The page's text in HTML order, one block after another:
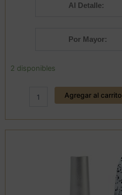
Al Detalle:
Por Mayor:
2 disponibles
Esmalte
Agregar al carrito